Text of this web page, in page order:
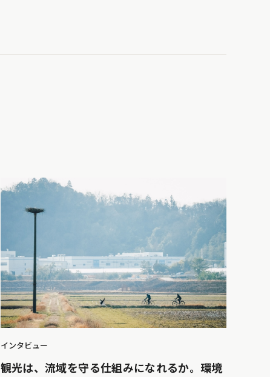
インタビュー
観光は、流域を守る仕組みになれるか。環境